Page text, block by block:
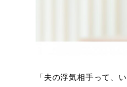
「夫の浮気相手って、